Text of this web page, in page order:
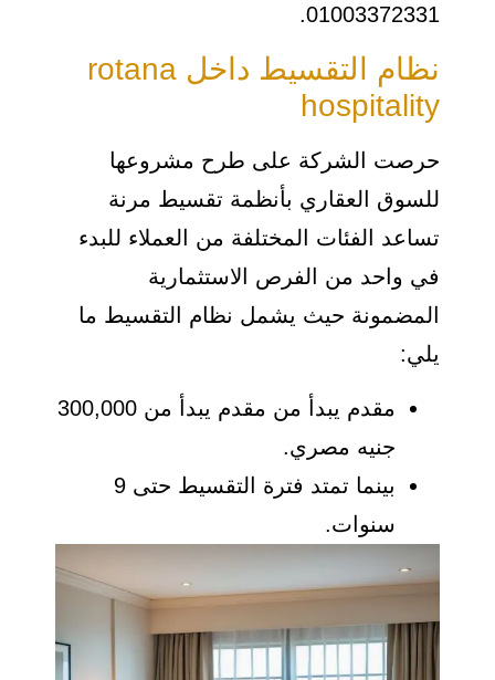
01003372331.
نظام التقسيط داخل rotana
hospitality
حرصت الشركة على طرح مشروعها
للسوق العقاري بأنظمة تقسيط مرنة
تساعد الفئات المختلفة من العملاء للبدء
في واحد من الفرص الاستثمارية
المضمونة حيث يشمل نظام التقسيط ما
يلي:
مقدم يبدأ من مقدم يبدأ من 300,000
جنيه مصري.
بينما تمتد فترة التقسيط حتى 9
سنوات.